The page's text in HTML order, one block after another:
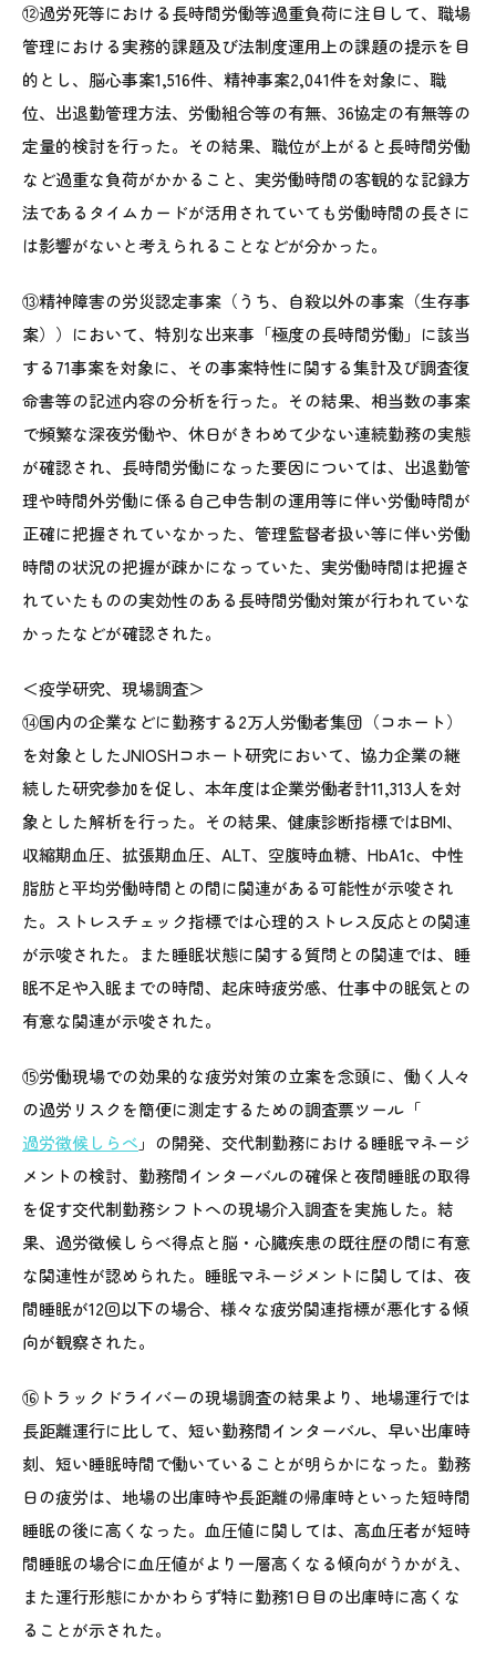
⑫過労死等における長時間労働等過重負荷に注目して、職場
管理における実務的課題及び法制度運用上の課題の提示を目
的とし、脳心事案1,516件、精神事案2,041件を対象に、職
位、出退勤管理方法、労働組合等の有無、36協定の有無等の
定量的検討を行った。その結果、職位が上がると長時間労働
など過重な負荷がかかること、実労働時間の客観的な記録方
法であるタイムカードが活用されていても労働時間の長さに
は影響がないと考えられることなどが分かった。
⑬精神障害の労災認定事案（うち、自殺以外の事案（生存事
案））において、特別な出来事「極度の長時間労働」に該当
する71事案を対象に、その事案特性に関する集計及び調査復
命書等の記述内容の分析を行った。その結果、相当数の事案
で頻繁な深夜労働や、休日がきわめて少ない連続勤務の実態
が確認され、長時間労働になった要因については、出退勤管
理や時間外労働に係る自己申告制の運用等に伴い労働時間が
正確に把握されていなかった、管理監督者扱い等に伴い労働
時間の状況の把握が疎かになっていた、実労働時間は把握さ
れていたものの実効性のある長時間労働対策が行われていな
かったなどが確認された。
＜疫学研究、現場調査＞
⑭国内の企業などに勤務する2万人労働者集団（コホート）
を対象としたJNIOSHコホート研究において、協力企業の継
続した研究参加を促し、本年度は企業労働者計11,313人を対
象とした解析を行った。その結果、健康診断指標ではBMI、
収縮期血圧、拡張期血圧、ALT、空腹時血糖、HbA1c、中性
脂肪と平均労働時間との間に関連がある可能性が示唆され
た。ストレスチェック指標では心理的ストレス反応との関連
が示唆された。また睡眠状態に関する質問との関連では、睡
眠不足や入眠までの時間、起床時疲労感、仕事中の眠気との
有意な関連が示唆された。
⑮労働現場での効果的な疲労対策の立案を念頭に、働く人々
の過労リスクを簡便に測定するための調査票ツール「
過労徴候しらべ 」の開発、交代制勤務における睡眠マネージ
メントの検討、勤務間インターバルの確保と夜間睡眠の取得
を促す交代制勤務シフトへの現場介入調査を実施した。結
果、過労徴候しらべ得点と脳・心臓疾患の既往歴の間に有意
な関連性が認められた。睡眠マネージメントに関しては、夜
間睡眠が12回以下の場合、様々な疲労関連指標が悪化する傾
向が観察された。
⑯トラックドライバーの現場調査の結果より、地場運行では
長距離運行に比して、短い勤務間インターバル、早い出庫時
刻、短い睡眠時間で働いていることが明らかになった。勤務
日の疲労は、地場の出庫時や長距離の帰庫時といった短時間
睡眠の後に高くなった。血圧値に関しては、高血圧者が短時
間睡眠の場合に血圧値がより一層高くなる傾向がうかがえ、
また運行形態にかかわらず特に勤務1日目の出庫時に高くな
ることが示された。